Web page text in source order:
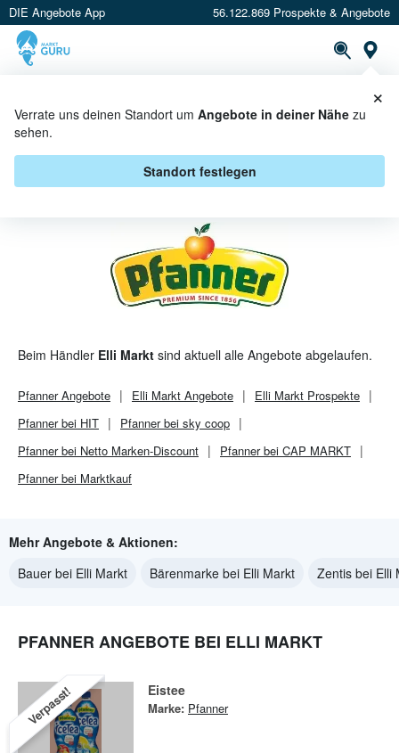
DIE Angebote App 56.122.869 Prospekte & Angebote
Verrate uns deinen Standort um Angebote in deiner Nähe zu
sehen.
Standort festlegen
×
PFANNER BEI ELLI MARKT -
ANGEBOTE & AKTIONEN
Beim Händler Elli Markt sind aktuell alle Angebote abgelaufen.
PfannerAngebote Elli Markt Angebote Elli Markt Prospekte
Pfanner bei HIT
Pfanner bei sky coop
Pfanner bei Netto Marken-Discount
Pfanner bei CAP MARKT
Pfanner bei Marktkauf
Mehr Angebote & Aktionen:
Bauer bei Elli Markt
Bärenmarke bei Elli Markt Zentis bei Elli
PFANNER ANGEBOTE BEI ELLI MARKT
Verpasst! Eistee
Marke: Pfanner